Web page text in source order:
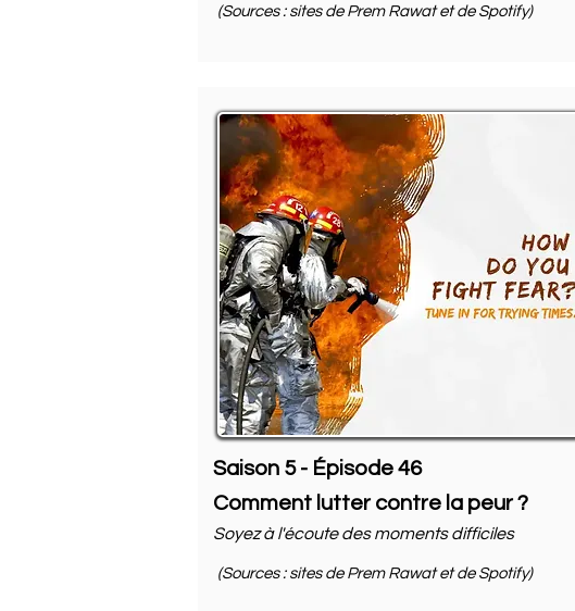
(Sources : sites de Prem Rawat et de Spotify)
Saison 5 - Épisode 46
Comment lutter contre la peur ?
Soyez à l'écoute des moments difficiles
(Sources : sites de Prem Rawat et de Spotify)